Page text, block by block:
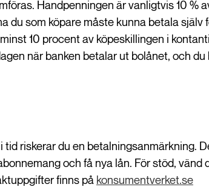
Handpenningen är vanligtvis 10 %
du som köpare måste kunna betala själv
10 procent av köpeskillingen i
när banken betalar ut bolånet, och du
riskerar du en betalningsanmärkning.
och få nya lån. För stöd, vänd
finns på konsumentverket.se